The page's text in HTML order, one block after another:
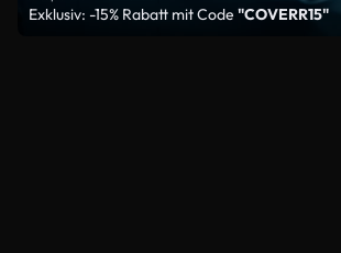
Exklusiv: -15% Rabatt mit Code "COVERR15"